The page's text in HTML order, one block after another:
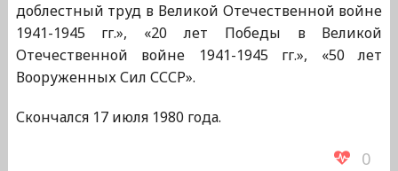
доблестный труд в Великой Отечественной войне
1941-1945 гг.», «20 лет Победы в Великой
Отечественной войне 1941-1945 гг.», «50 лет
Вооруженных Сил СССР».
Скончался 17 июля 1980 года.
0